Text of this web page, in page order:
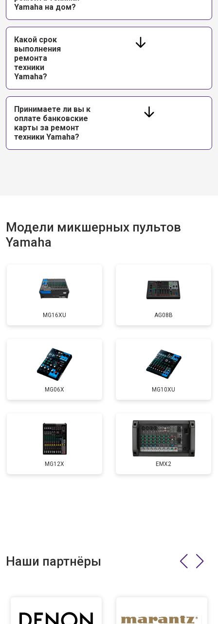
Yamaha на дом?
Какой срок
выполнения
ремонта
техники
Yamaha?
Принимаете ли вы к
оплате банковские
карты за ремонт
техники Yamaha?
Модели микшерных пультов
Yamaha
MG16XU AG08B
MG06X MG10XU
MG12X EMX2
Наши партнёры